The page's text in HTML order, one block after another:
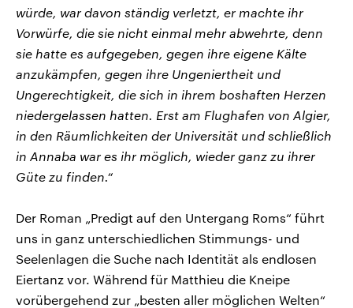
würde, war davon ständig verletzt, er machte ihr
Vorwürfe, die sie nicht einmal mehr abwehrte, denn
sie hatte es aufgegeben, gegen ihre eigene Kälte
anzukämpfen, gegen ihre Ungeniertheit und
Ungerechtigkeit, die sich in ihrem boshaften Herzen
niedergelassen hatten. Erst am Flughafen von Algier,
in den Räumlichkeiten der Universität und schließlich
in Annaba war es ihr möglich, wieder ganz zu ihrer
Güte zu finden.“
Der Roman „Predigt auf den Untergang Roms“ führt
uns in ganz unterschiedlichen Stimmungs- und
Seelenlagen die Suche nach Identität als endlosen
Eiertanz vor. Während für Matthieu die Kneipe
vorübergehend zur „besten aller möglichen Welten“